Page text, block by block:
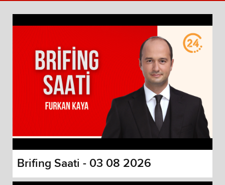
Brifing Saati - 03 08 2026